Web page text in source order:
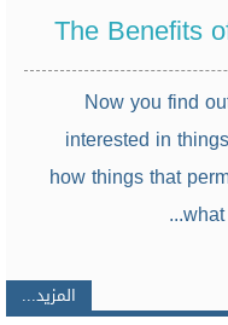
The Benefits
Now you find
interested in
how things that
المزيد...